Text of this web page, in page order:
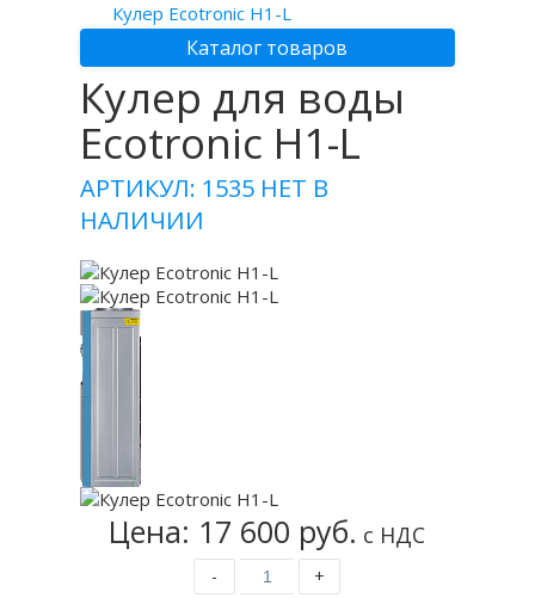
Кулер Ecotronic H1-L
Каталог товаров
Кулер для воды
Ecotronic H1-L
АРТИКУЛ: 1535 НЕТ В
НАЛИЧИИ
Цена: 17 600 руб. с НДС
- +